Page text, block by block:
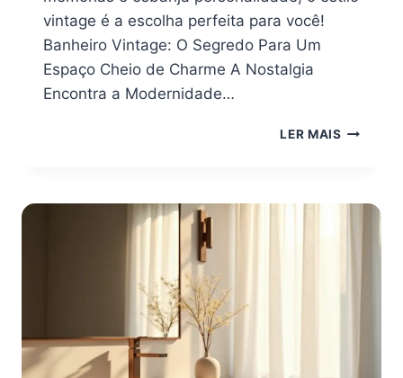
vintage é a escolha perfeita para você!
Banheiro Vintage: O Segredo Para Um
Espaço Cheio de Charme A Nostalgia
Encontra a Modernidade…
LER MAIS
PARA
ESPAÇO